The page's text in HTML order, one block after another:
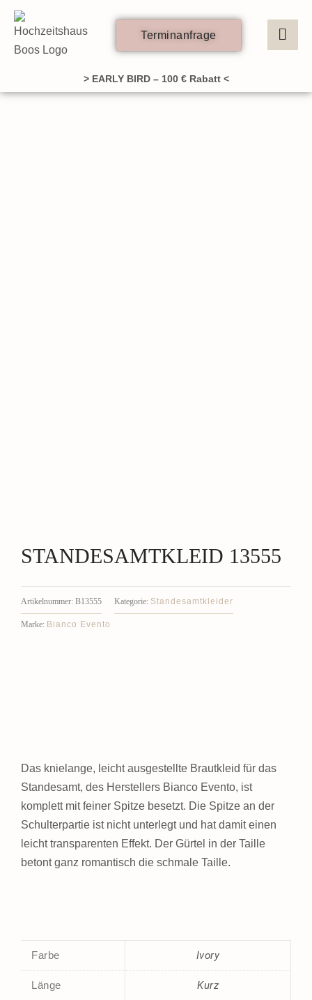
Zum
Inhalt
springen
Terminanfrage
> EARLY BIRD – 100 € Rabatt <
STANDESAMTKLEID 13555
Artikelnummer: B13555 Kategorie: Standesamtkleider
Marke: Bianco Evento
Das knielange, leicht ausgestellte Brautkleid für das
Standesamt, des Herstellers Bianco Evento, ist
komplett mit feiner Spitze besetzt. Die Spitze an der
Schulterpartie ist nicht unterlegt und hat damit einen
leicht transparenten Effekt. Der Gürtel in der Taille
betont ganz romantisch die schmale Taille.
Farbe Ivory
Länge Kurz